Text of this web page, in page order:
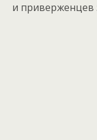
и приверженцев